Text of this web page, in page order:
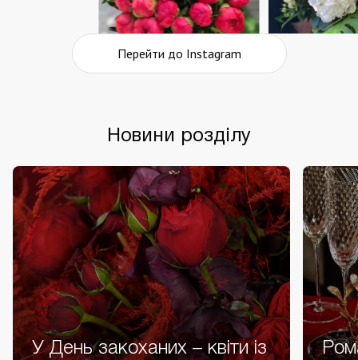
Перейти до Instagram
Новини розділу
У День закоханих – квіти із